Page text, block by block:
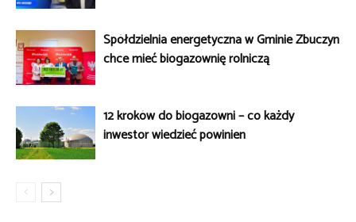
Spółdzielnia energetyczna w Gminie Zbuczyn
chce mieć biogazownię rolniczą
12 kroków do biogazowni – co każdy
inwestor wiedzieć powinien